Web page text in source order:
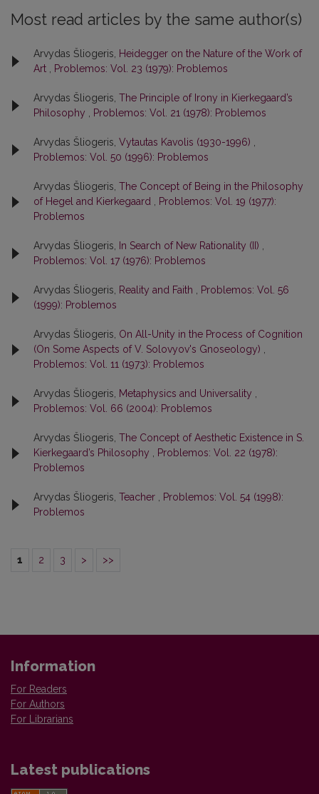
Most read articles by the same author(s)
Arvydas Šliogeris,
Heidegger on the Nature of the Work of
Art
Problemos: Vol. 23 (1979): Problemos
Arvydas Šliogeris, The Principle of Irony in Kierkegaard’s
Philosophy
Problemos: Vol. 21 (1978): Problemos
Arvydas Šliogeris, Vytautas Kavolis (1930-1996)
Problemos: Vol. 50 (1996): Problemos
Arvydas Šliogeris, The Concept of Being in the Philosophy
of Hegel and Kierkegaard
Problemos: Vol. 19 (1977):
Problemos
Arvydas Šliogeris, In Search of New Rationality (II)
Problemos: Vol. 17 (1976): Problemos
Arvydas Šliogeris, Reality and Faith
Problemos: Vol. 56
(1999): Problemos
Arvydas Šliogeris, On All-Unity in the Process of Cognition
(On Some Aspects of V. Solovyov's Gnoseology)
Problemos: Vol. 11 (1973): Problemos
Arvydas Šliogeris, Metaphysics and Universality
Problemos: Vol. 66 (2004): Problemos
Arvydas Šliogeris, The Concept of Aesthetic Existence in S.
Kierkegaard’s Philosophy
Problemos: Vol. 22 (1978):
Problemos
Arvydas Šliogeris, Teacher
Problemos: Vol. 54 (1998):
Problemos
1 2 3 > >>
Information
For Readers
For Authors
For Librarians
Latest publications